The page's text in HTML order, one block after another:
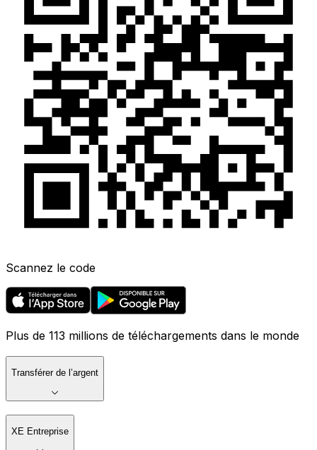
Scannez le code
Plus de 113 millions de téléchargements dans le monde
Transférer de l’argent
XE Entreprise